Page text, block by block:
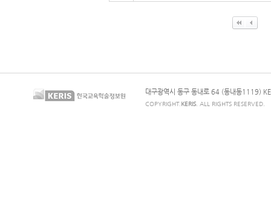
대구광역시 동구 동내로 64 (동내동1119)
COPYRIGHT. KERIS . ALL RIGHTS RESERVED.